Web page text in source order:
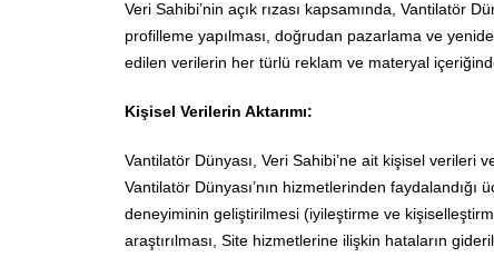
Veri Sahibi’nin açık rızası kapsamında, Vantilatör
profilleme yapılması, doğrudan pazarlama ve
edilen verilerin her türlü reklam ve materyal
Kişisel Verilerin Aktarımı:
Vantilatör Dünyası, Veri Sahibi’ne ait kişisel verileri
Vantilatör Dünyası’nın hizmetlerinden
deneyiminin geliştirilmesi (iyileştirme ve
araştırılması, Site hizmetlerine ilişkin hataların